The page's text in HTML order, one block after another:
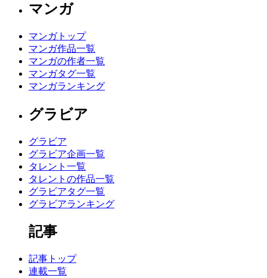
マンガ
マンガトップ
マンガ作品一覧
マンガの作者一覧
マンガタグ一覧
マンガランキング
グラビア
グラビア
グラビア企画一覧
タレント一覧
タレントの作品一覧
グラビアタグ一覧
グラビアランキング
記事
記事トップ
連載一覧